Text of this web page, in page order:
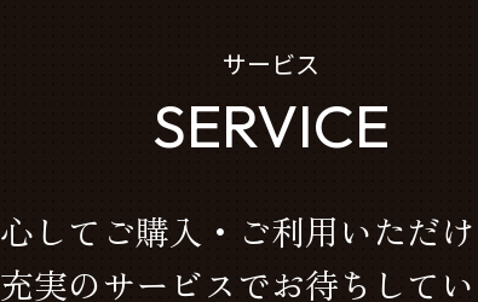
サービス
SERVICE
してご購入・ご利用いただけ
充実のサービスでお待ちして